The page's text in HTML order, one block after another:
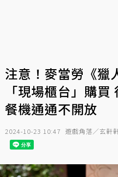
注意！麥當勞《獵
「現場櫃台」購
餐機通通不開放
2024-10-23 10:47 遊戲角落／玄軒